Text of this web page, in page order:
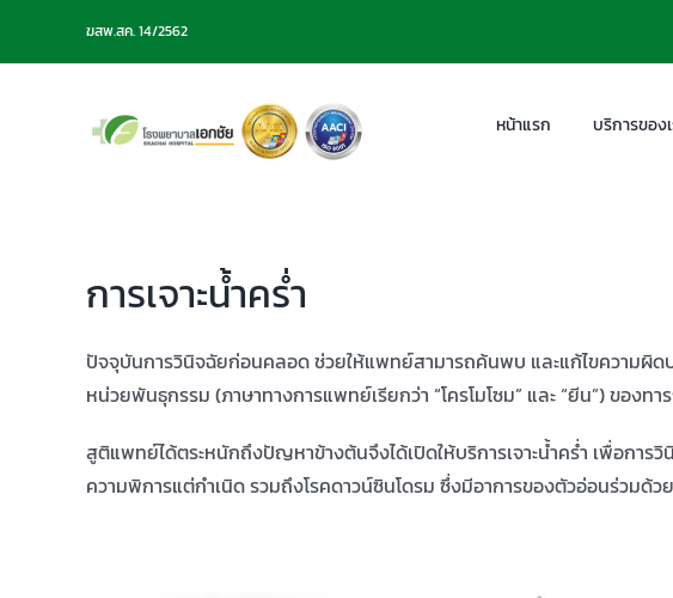
ฆสพ.สค. 14/2562
หน้าแรก บริการของ
การเจาะน้ำคร่ำ
ปัจจุบันการวินิจฉัยก่อนคลอด ช่วยให้แพทย์สามารถค้นพบ และแก้ไขความ
หน่วยพันธุกรรม (ภาษาทางการแพทย์เรียกว่า “โครโมโซม” และ “ยีน”) ของ
สูติแพทย์ได้ตระหนักถึงปัญหาข้างต้นจึงได้เปิดให้บริการเจาะน้ำคร่ำ เพื่อกา
ความพิการแต่กำเนิด รวมถึงโรคดาวน์ซินโดรม ซึ่งมีอาการของตัวอ่อนร่วมด้วย